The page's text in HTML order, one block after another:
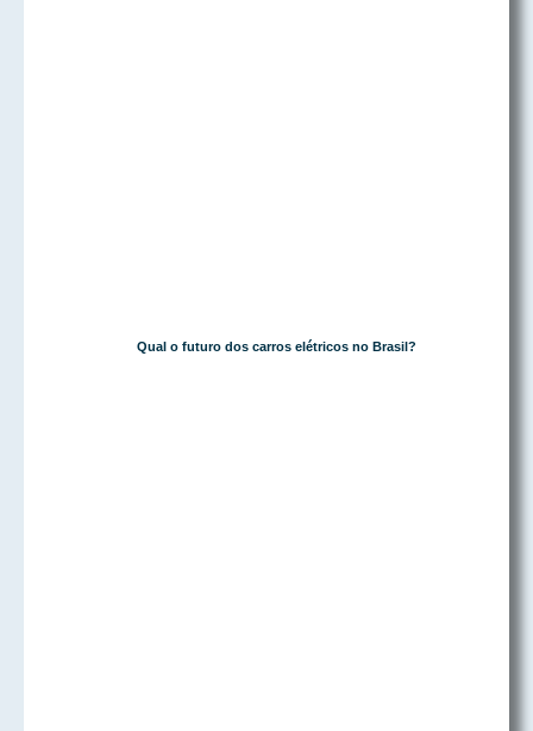
Qual o futuro dos carros elétricos no Brasil?